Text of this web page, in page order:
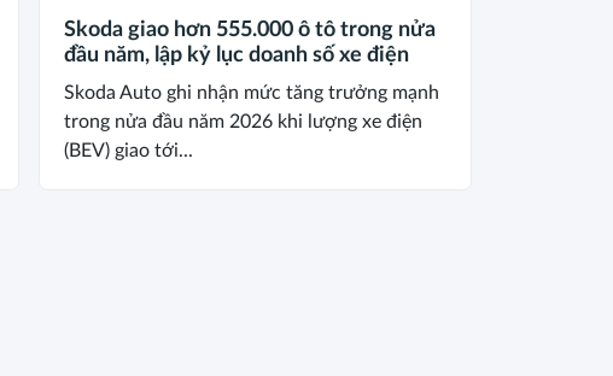
Skoda giao hơn 555.000 ô tô trong nửa
đầu năm, lập kỷ lục doanh số xe điện
Skoda Auto ghi nhận mức tăng trưởng mạnh
trong nửa đầu năm 2026 khi lượng xe điện
(BEV) giao tới...